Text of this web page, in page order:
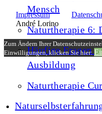
Mensch
Naturtherapie 6:
Häufige Fragen
Ausbildung
Naturtherapie
Impressum
André Lorino
Zum Ändern Ihrer
Einwilligungen, klicken Sie hier: